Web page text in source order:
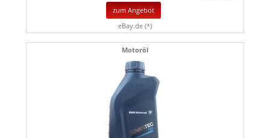
zum Angebot
eBay.de (*)
Motoröl